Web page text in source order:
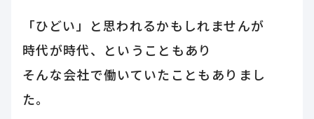
「ひどい」と思われるかもしれませんが
時代が時代、ということもあり
そんな会社で働いていたこともありまし
た。